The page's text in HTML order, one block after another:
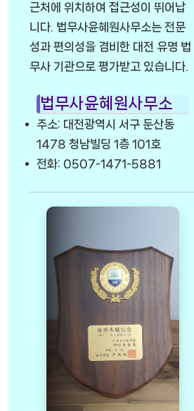
근처에 위치하여 접근성이 뛰어납
니다. 법무사윤혜원사무소는 전문
성과 편의성을 겸비한 대전 유명 법
무사 기관으로 평가받고 있습니다.
법무사윤혜원사무소
주소: 대전광역시 서구 둔산동
1478 청남빌딩 1층 101호
전화: 0507-1471-5881